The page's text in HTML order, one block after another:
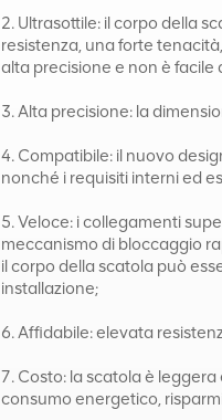
2. Ultrasottile: il corpo della
resistenza, una forte tenacità,
alta precisione e non è
3. Alta precisione: la
4. Compatibile: il nuovo
nonché i requisiti interni ed
5. Veloce: i collegamenti
meccanismo di bloccaggio
il corpo della scatola può
installazione;
6. Affidabile: elevata
7. Costo: la scatola è
consumo energetico,